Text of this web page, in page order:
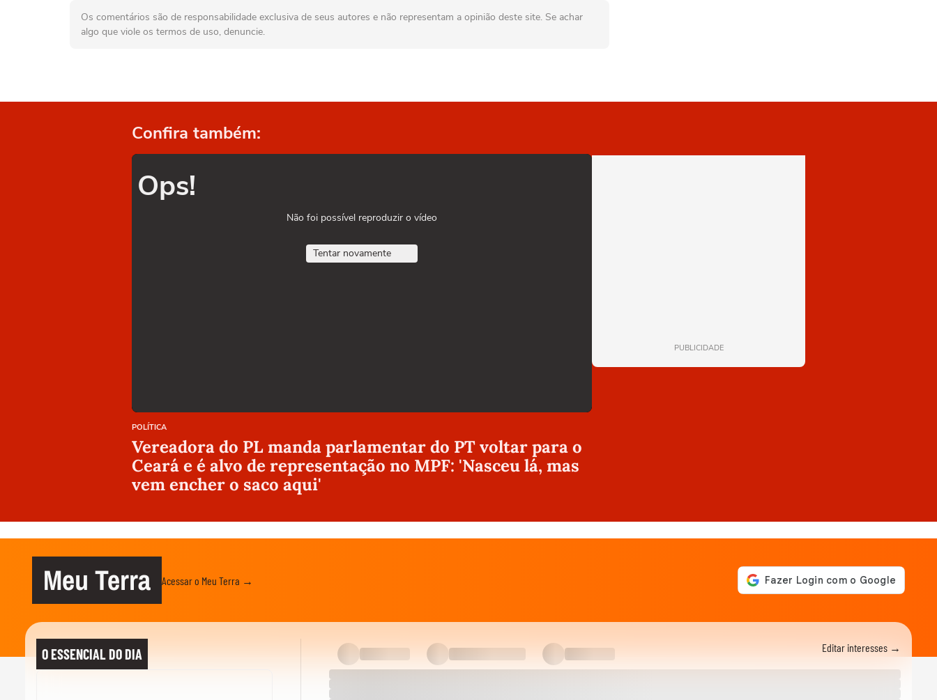
Os comentários são de responsabilidade exclusiva de seus autores e não representam a opinião deste site. Se achar
algo que viole os termos de uso, denuncie.
Confira também:
Ops!
Não foi possível reproduzir o vídeo
Tentar novamente
POLÍTICA
Vereadora do PL manda parlamentar do PT voltar para o
Ceará e é alvo de representação no MPF: 'Nasceu lá, mas
vem encher o saco aqui'
PUBLICIDADE
Meu Terra Acessar o Meu Terra →
O ESSENCIAL DO DIA Editar interesses →